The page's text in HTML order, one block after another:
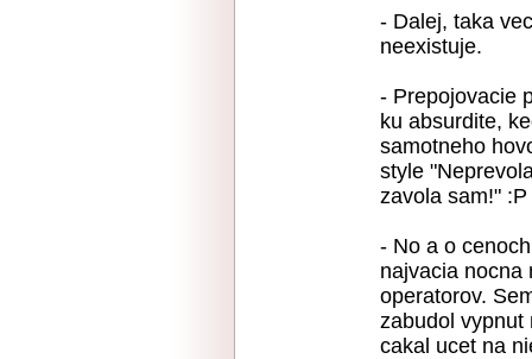
- Dalej, taka
neexistuje.
- Prepojovacie
ku absurdite,
samotneho
style
zavola sam!" :P
- No a o
najvacia nocna
operatorov.
zabudol vypnut
cakal ucet na